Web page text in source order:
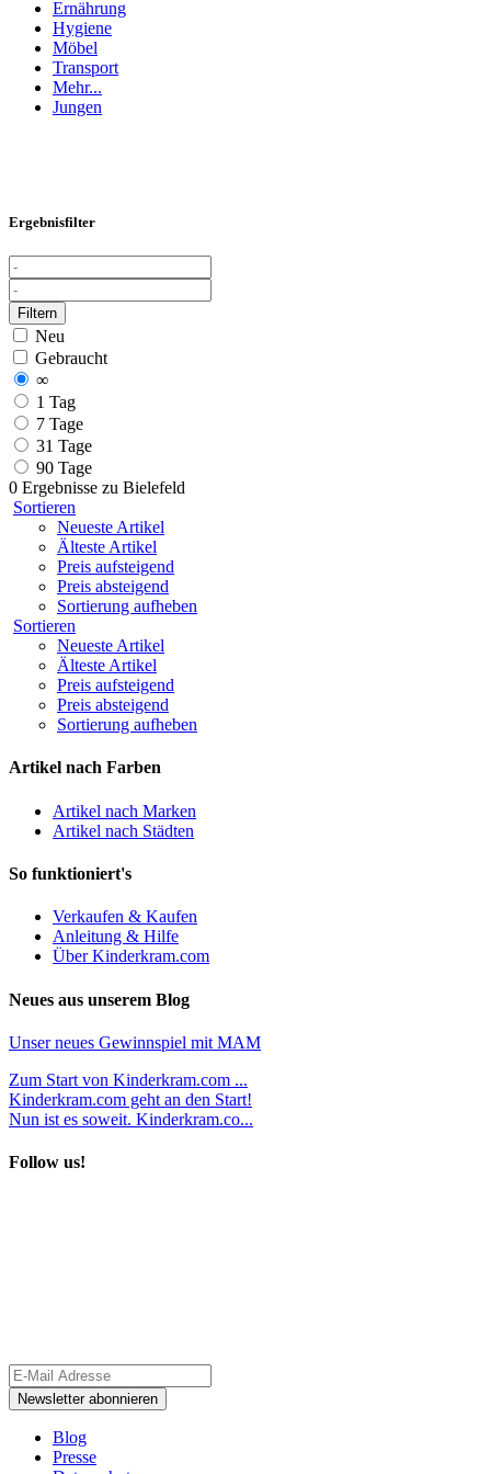
Ernährung
Hygiene
Möbel
Transport
Mehr...
Jungen
Ergebnisfilter
Filtern
Neu
Gebraucht
∞
1 Tag
7 Tage
31 Tage
90 Tage
0 Ergebnisse zu Bielefeld
Sortieren
Neueste Artikel
Älteste Artikel
Preis aufsteigend
Preis absteigend
Sortierung aufheben
Sortieren
Neueste Artikel
Älteste Artikel
Preis aufsteigend
Preis absteigend
Sortierung aufheben
Artikel nach Farben
Artikel nach Marken
Artikel nach Städten
So funktioniert's
Verkaufen & Kaufen
Anleitung & Hilfe
Über Kinderkram.com
Neues aus unserem Blog
Unser neues Gewinnspiel mit MAM
Zum Start von Kinderkram.com ...
Kinderkram.com geht an den Start!
Nun ist es soweit. Kinderkram.co...
Follow us!
Blog
Presse